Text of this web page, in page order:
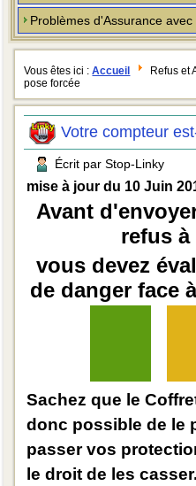
Problèmes d'Assurance avec
Vous êtes ici :Accueil Refus et
pose forcée
Votre compteur
Écrit par Stop-Linky
mise à jour du 10 Juin
Avant
refus à
vous devez
de danger face
Sachez que le
donc possible de le
passer vos
le droit de les casser.